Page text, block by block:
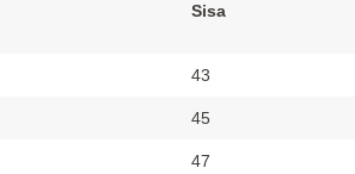
Sisa
43
45
47